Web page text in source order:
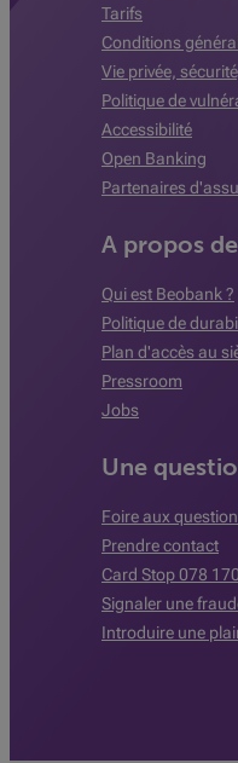
Tarifs
Conditions
Vie privée,
Politique de
Accessibilité
Open Banking
Partenaires
A propos
Qui est Beobank ?
Politique de
Plan d'accès au
Pressroom
Jobs
Une
Foire aux
Prendre contact
Card Stop 078
Signaler une
Introduire une